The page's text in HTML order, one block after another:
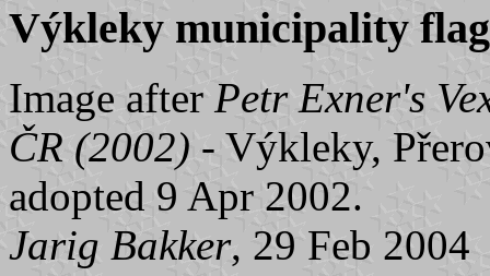
Výkleky municipality flag
Image after Petr Exner's
ČR (2002) - Výkleky,
adopted 9 Apr 2002.
Jarig Bakker, 29 Feb 2004